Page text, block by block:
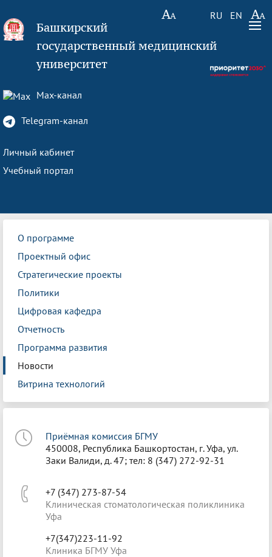
RU EN
Башкирский
государственный медицинский
университет
Max-канал
Telegram-канал
Личный кабинет
Учебный портал
О программе
Проектный офис
Стратегические проекты
Политики
Цифровая кафедра
Отчетность
Программа развития
Новости
Витрина технологий
Приёмная комиссия БГМУ
450008, Республика Башкортостан, г. Уфа, ул.
Заки Валиди, д. 47; тел: 8 (347) 272-92-31
+7 (347) 273-87-54
Клиническая стоматологическая поликлиника
Уфа
+7(347)223-11-92
Клиника БГМУ Уфа